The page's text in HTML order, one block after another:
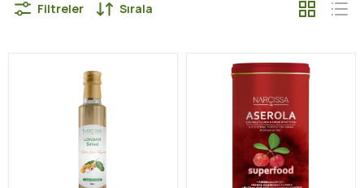
Filtreler Sırala